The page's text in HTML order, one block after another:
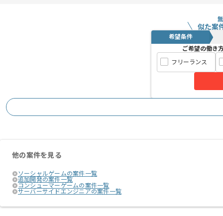
似た案
希望条件
ご希望の働き
フリーランス
他の案件を見る
ソーシャルゲームの案件一覧
追加開発の案件一覧
コンシューマーゲームの案件一覧
サーバーサイドエンジニアの案件一覧